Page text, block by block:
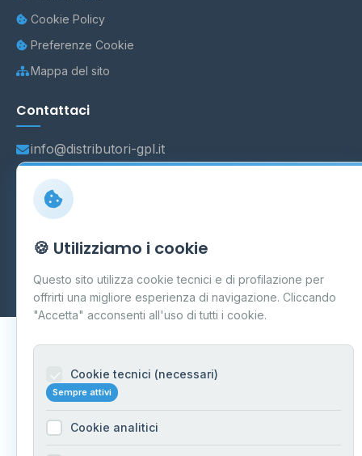
Cookie Policy
Preferenze Cookie
Mappa del sito
Contattaci
info@distributori-gpl.it
Carpi P.IVA 03859300364
Dati forniti daMinistero delle Imprese e del Made in Italy
Aggiornamento quotidiano
🍪 Utilizziamo i cookie
Questo sito utilizza cookie tecnici e di profilazione per
offrirti una migliore esperienza di navigazione. Cliccando
"Accetta" acconsenti all'uso di tutti i cookie.
Cookie tecnici (necessari)
Sempre attivi
Cookie analitici